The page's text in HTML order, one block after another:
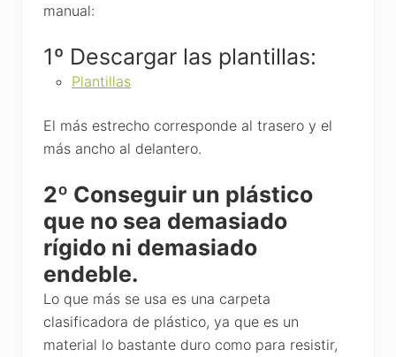
manual:
1º Descargar las plantillas:
Plantillas
El más estrecho corresponde al trasero y el
más ancho al delantero.
2º Conseguir un plástico
que no sea demasiado
rígido ni demasiado
endeble.
Lo que más se usa es una carpeta
clasificadora de plástico, ya que es un
material lo bastante duro como para resistir,